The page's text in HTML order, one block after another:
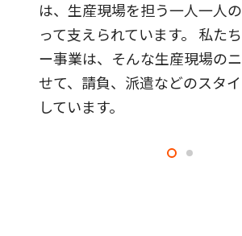
は、生産現場を担う一人一人
って支えられています。 私た
ー事業は、そんな生産現場の
せて、請負、派遣などのスタ
しています。